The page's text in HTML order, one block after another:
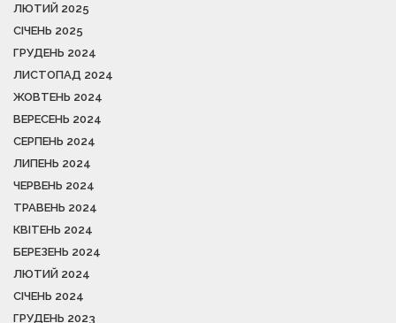
ЛЮТИЙ 2025
СІЧЕНЬ 2025
ГРУДЕНЬ 2024
ЛИСТОПАД 2024
ЖОВТЕНЬ 2024
ВЕРЕСЕНЬ 2024
СЕРПЕНЬ 2024
ЛИПЕНЬ 2024
ЧЕРВЕНЬ 2024
ТРАВЕНЬ 2024
КВІТЕНЬ 2024
БЕРЕЗЕНЬ 2024
ЛЮТИЙ 2024
СІЧЕНЬ 2024
ГРУДЕНЬ 2023